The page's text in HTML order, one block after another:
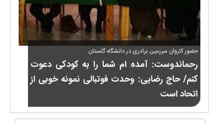
حضور کاروان سرزمین برادری در دانشگاه گلستان
رحماندوست: آمده ام شما را به کودکی دعوت
کنم/ حاج رضایی: وحدت فوتبالی نمونه خوبی از
اتحاد است